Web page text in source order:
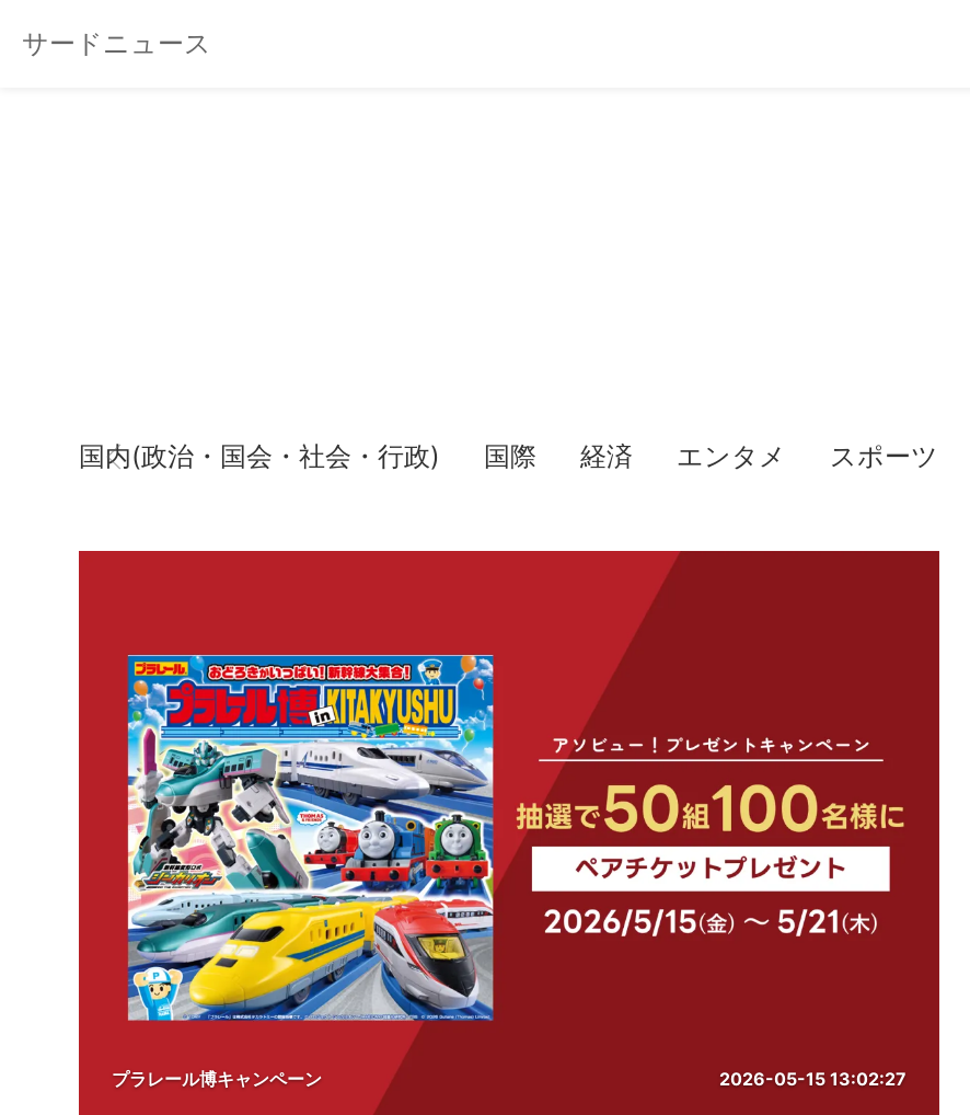
サードニュース
国内(政治・国会・社会・行政) 国際 経済 エンタメ スポーツ
プラレール博キャンペーン 2026-05-15 13:02:27